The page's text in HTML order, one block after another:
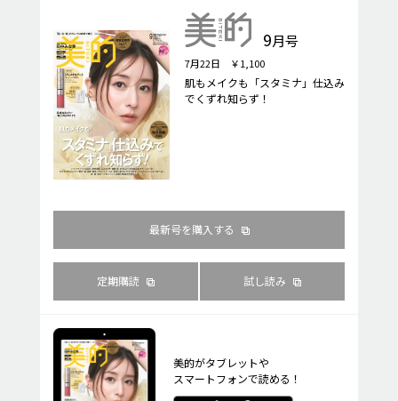
9月号
7月22日 ￥1,100
肌もメイクも「スタミナ」仕込み
でくずれ知らず！
最新号を購入する
定期購読 試し読み
美的がタブレットや
スマートフォンで読める！